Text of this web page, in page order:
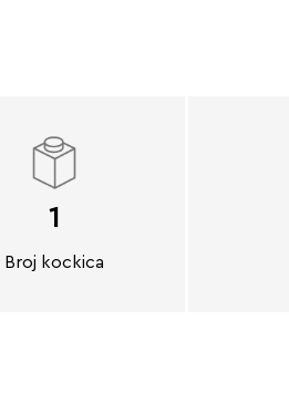
1
Broj kockica